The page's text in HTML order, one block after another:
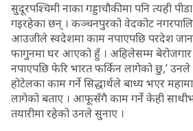
सुदूरपश्चिमी नाका गड्डाचौकीमा पनि त्यही
गइरहेका छन् । कञ्चनपुरको वेदकोट
आउजीले स्वदेशमा काम नपाएपछि परदेश जान
फागुनमा घर आएको हुँ । अहिलेसम्म
नपाएपछि फेरि भारत फर्किन लागेको छु,’
होटेलका काम गर्ने सिद्धार्थले बाध्य भएर
लागेको बताए । आफूसँगै काम गर्ने केही
तयारीमा रहेको उनले सुनाए ।